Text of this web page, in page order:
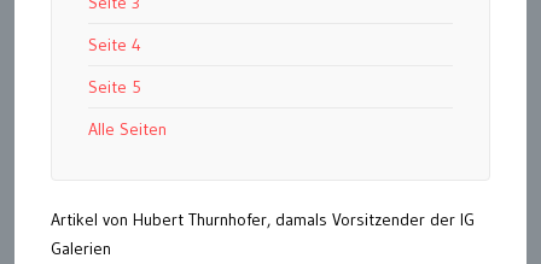
Seite 4
Seite 5
Alle Seiten
Artikel von Hubert Thurnhofer, damals Vorsitzender der IG
Galerien